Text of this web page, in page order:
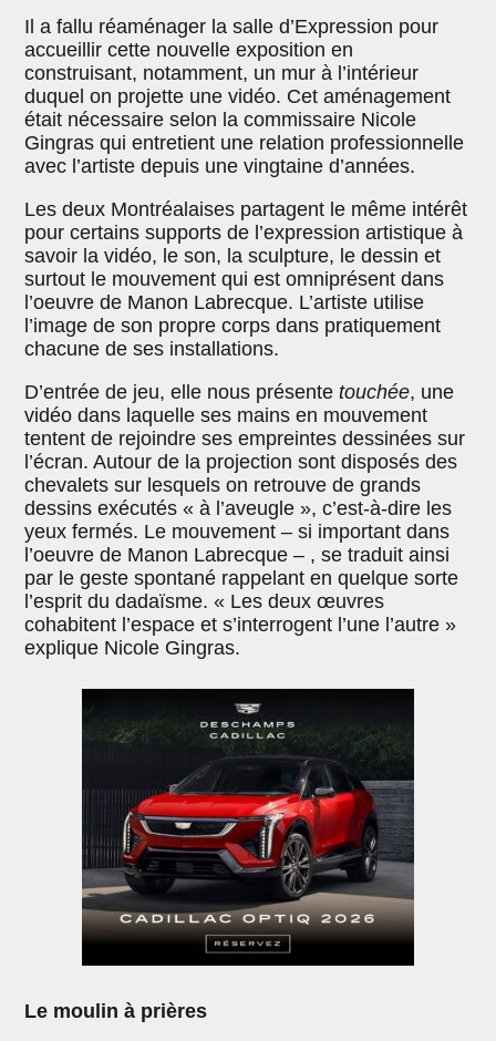
Il a fallu réaménager la salle d’Expression pour
accueillir cette nouvelle exposition en
construisant, notamment, un mur à l’intérieur
duquel on projette une vidéo. Cet aménagement
était nécessaire selon la commissaire Nicole
Gingras qui entretient une relation professionnelle
avec l’artiste depuis une vingtaine d’années.
Les deux Montréalaises partagent le même intérêt
pour certains supports de l’expression artistique à
savoir la vidéo, le son, la sculpture, le dessin et
surtout le mouvement qui est omniprésent dans
l’oeuvre de Manon Labrecque. L’artiste utilise
l’image de son propre corps dans pratiquement
chacune de ses installations.
D’entrée de jeu, elle nous présentetouchée, une
vidéo dans laquelle ses mains en mouvement
tentent de rejoindre ses empreintes dessinées sur
l’écran. Autour de la projection sont disposés des
chevalets sur lesquels on retrouve de grands
dessins exécutés « à l’aveugle », c’est-à-dire les
yeux fermés. Le mouvement – si important dans
l’oeuvre de Manon Labrecque – , se traduit ainsi
par le geste spontané rappelant en quelque sorte
l’esprit du dadaïsme. « Les deux œuvres
cohabitent l’espace et s’interrogent l’une l’autre »
explique Nicole Gingras.
Le moulin à prières